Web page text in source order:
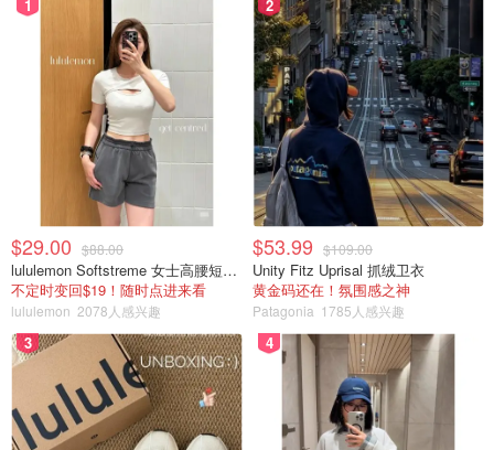
症或注意力障碍的孩子集中注意力，但在社交媒体上曝光
后，才变得真正流行起来。
尽管热门玩具通常由一家公司独家制造，但指尖陀螺却由多
家制造商生产，其中大部分来自中国。这种玩具最初被宣传
为帮助集中注意力的工具，但由于在儿童中过于流行，许多
学校开始禁止使用，认为它们反而会分散学生的注意力。
1
$29.00 $88.00
lululemon Softstreme 女士高腰短裤 10cm
不定时变回$19！随时点进来看
lululemon 2078人感兴趣
2
$53.99 $109.00
Unity Fitz Uprisal 抓绒卫衣
黄金码还在！氛围感之神
Patagonia 1785人感兴趣
3 4